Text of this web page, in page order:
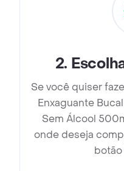
2.
Se você quiser
Enxaguante
Sem Álcool
onde deseja
botão